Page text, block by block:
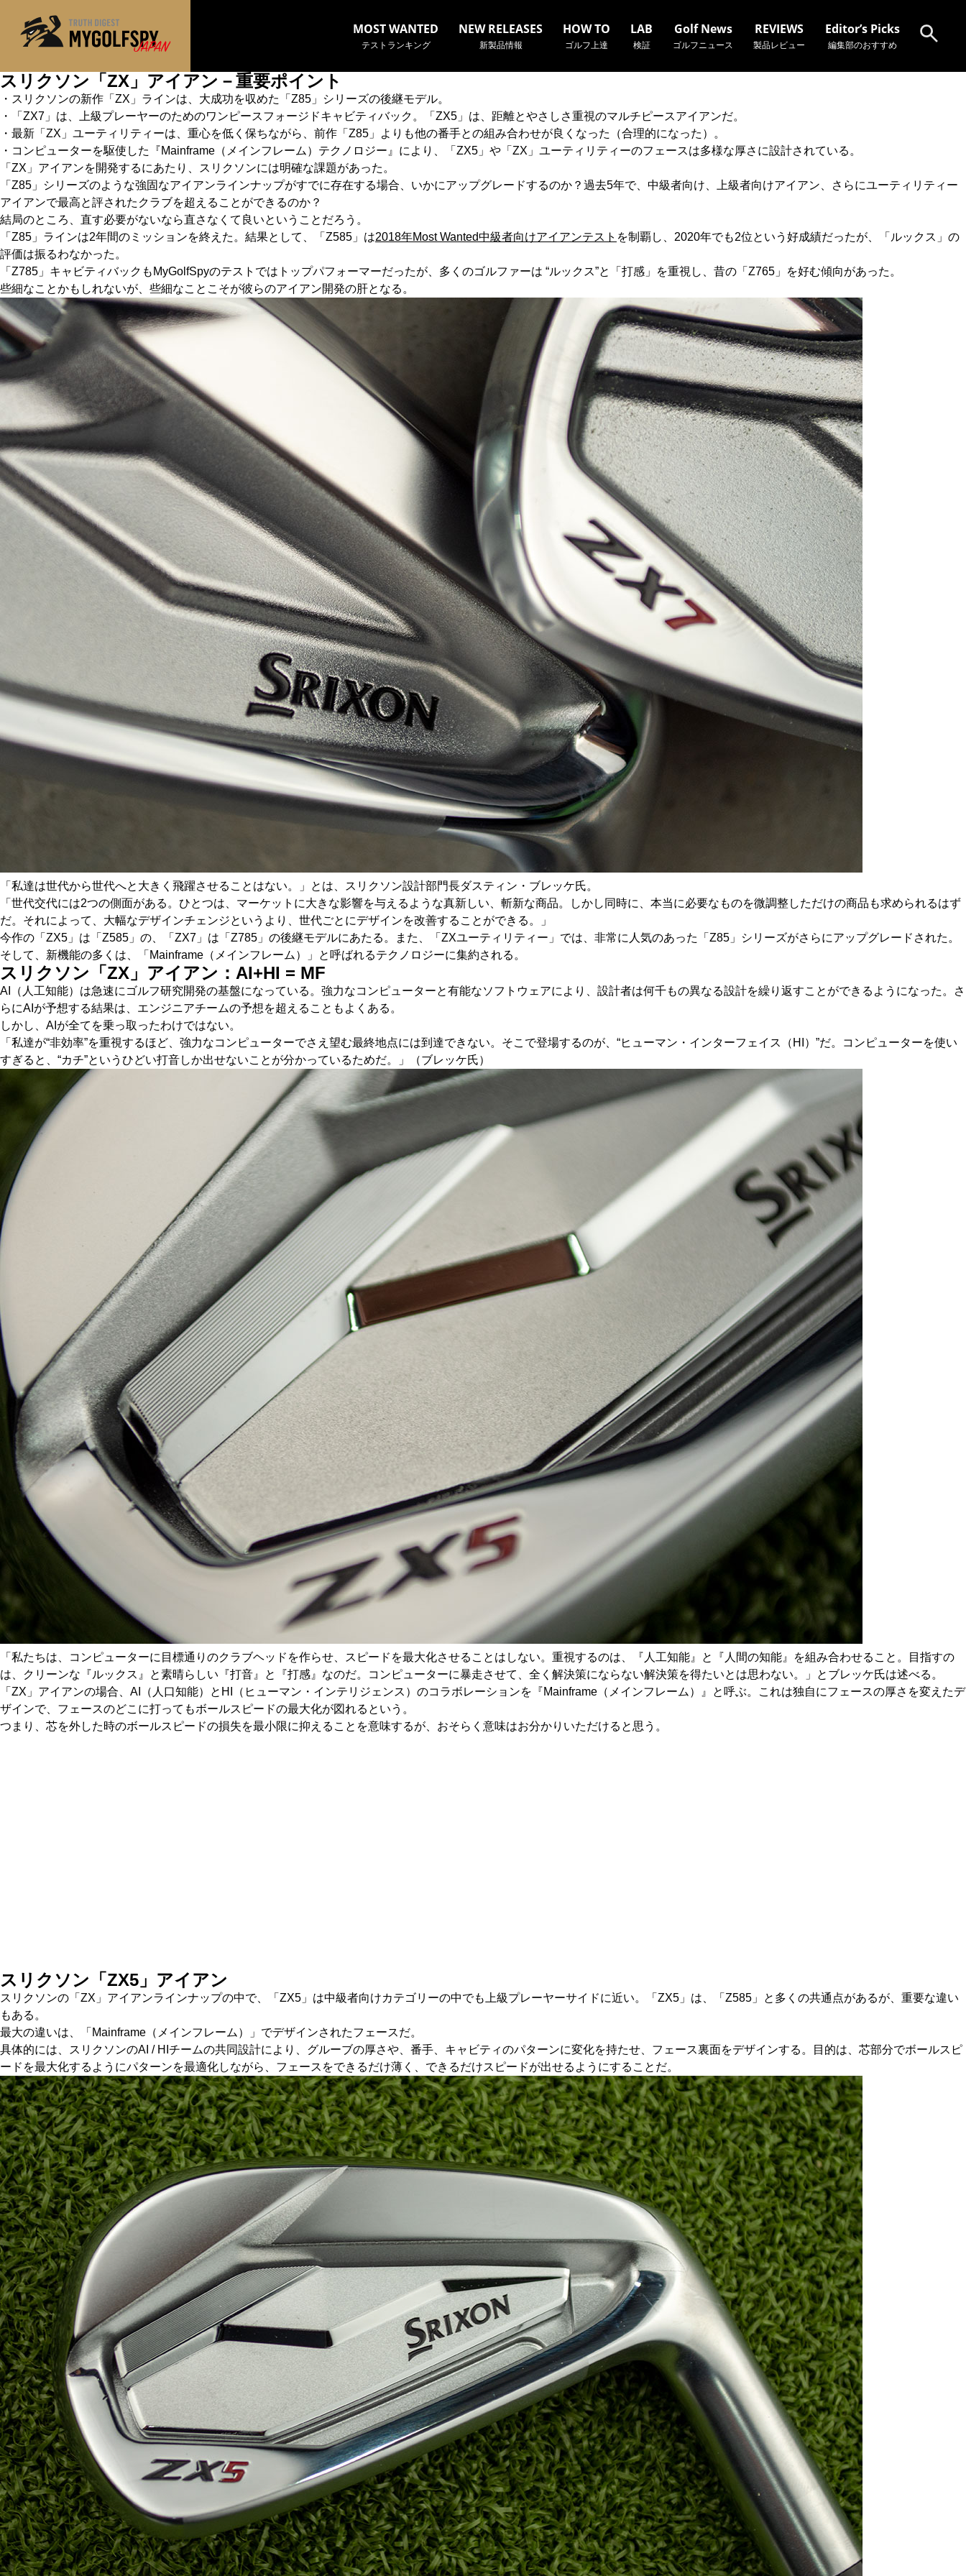
MOST WANTED
テストランキング
NEW RELEASES
新製品情報
HOW TO
ゴルフ上達
LAB
検証
Golf News
ゴルフニュース
REVIEWS
製品レビュー
Editor’s Picks
編集部のおすすめ
スリクソン「ZX」アイアン－重要ポイント
・スリクソンの新作「ZX」ラインは、大成功を収めた「Z85」シリーズの後継モデル。
・「ZX7」は、上級プレーヤーのためのワンピースフォージドキャビティバック。「ZX5」は、距離とやさしさ重視のマルチピースアイアンだ。
・最新「ZX」ユーティリティーは、重心を低く保ちながら、前作「Z85」よりも他の番手との組み合わせが良くなった（合理的になった）。
・コンピューターを駆使した『Mainframe（メインフレーム）テクノロジー』により、「ZX5」や「ZX」ユーティリティーのフェースは多様な厚さに設計されている。
「ZX」アイアンを開発するにあたり、スリクソンには明確な課題があった。
「Z85」シリーズのような強固なアイアンラインナップがすでに存在する場合、いかにアップグレードするのか？過去5年で、中級者向け、上級者向けアイアン、さらにユーティリティー
アイアンで最高と評されたクラブを超えることができるのか？
結局のところ、直す必要がないなら直さなくて良いということだろう。
「Z85」ラインは2年間のミッションを終えた。結果として、「Z585」は2018年Most Wanted中級者向けアイアンテスト を制覇し、2020年でも2位という好成績だったが、「ルックス」の
評価は振るわなかった。
「Z785」キャビティバックもMyGolfSpyのテストではトップパフォーマーだったが、多くのゴルファーは “ルックス”と「打感」を重視し、昔の「Z765」を好む傾向があった。
些細なことかもしれないが、些細なことこそが彼らのアイアン開発の肝となる。
「私達は世代から世代へと大きく飛躍させることはない。」とは、スリクソン設計部門長ダスティン・ブレッケ氏。
「世代交代には2つの側面がある。ひとつは、マーケットに大きな影響を与えるような真新しい、斬新な商品。しかし同時に、本当に必要なものを微調整しただけの商品も求められるはず
だ。それによって、大幅なデザインチェンジというより、世代ごとにデザインを改善することができる。」
今作の「ZX5」は「Z585」の、「ZX7」は「Z785」の後継モデルにあたる。また、「ZXユーティリティー」では、非常に人気のあった「Z85」シリーズがさらにアップグレードされた。
そして、新機能の多くは、「Mainframe（メインフレーム）」と呼ばれるテクノロジーに集約される。
スリクソン「ZX」アイアン：AI+HI = MF
AI（人工知能）は急速にゴルフ研究開発の基盤になっている。強力なコンピューターと有能なソフトウェアにより、設計者は何千もの異なる設計を繰り返すことができるようになった。さ
らにAIが予想する結果は、エンジニアチームの予想を超えることもよくある。
しかし、AIが全てを乗っ取ったわけではない。
「私達が“非効率”を重視するほど、強力なコンピューターでさえ望む最終地点には到達できない。そこで登場するのが、“ヒューマン・インターフェイス（HI）”だ。コンピューターを使い
すぎると、“カチ”というひどい打音しか出せないことが分かっているためだ。」（ブレッケ氏）
「私たちは、コンピューターに目標通りのクラブヘッドを作らせ、スピードを最大化させることはしない。重視するのは、『人工知能』と『人間の知能』を組み合わせること。目指すの
は、クリーンな『ルックス』と素晴らしい『打音』と『打感』なのだ。コンピューターに暴走させて、全く解決策にならない解決策を得たいとは思わない。」とブレッケ氏は述べる。
「ZX」アイアンの場合、AI（人口知能）とHI（ヒューマン・インテリジェンス）のコラボレーションを『Mainframe（メインフレーム）』と呼ぶ。これは独自にフェースの厚さを変えたデ
ザインで、フェースのどこに打ってもボールスピードの最大化が図れるという。
つまり、芯を外した時のボールスピードの損失を最小限に抑えることを意味するが、おそらく意味はお分かりいただけると思う。
スリクソン「ZX5」アイアン
スリクソンの「ZX」アイアンラインナップの中で、「ZX5」は中級者向けカテゴリーの中でも上級プレーヤーサイドに近い。「ZX5」は、「Z585」と多くの共通点があるが、重要な違い
もある。
最大の違いは、「Mainframe（メインフレーム）」でデザインされたフェースだ。
具体的には、スリクソンのAI / HIチームの共同設計により、グルーブの厚さや、番手、キャビティのパターンに変化を持たせ、フェース裏面をデザインする。目的は、芯部分でボールスピ
ードを最大化するようにパターンを最適化しながら、フェースをできるだけ薄く、できるだけスピードが出せるようにすることだ。
MOST WANTED テストランキング
NEW RELEASES 新製品情報
HOW TO ゴルフ上達・実践テクニック
LAB テスト・データ検証
Golf News ゴルフニュース
REVIEWS 製品レビュー
DRIVERS ドライバー
FAIRWAY WOODS フェアウェイウッド
HYBRIDS ハイブリッド
IRONS アイアン
WEDGES ウェッジ
PUTTERS
OTHER
Editor’s Picks 編集部のおすすめ
Our Team 私たちのチーム
Our Mission 私たちの使命
MyGolfSpyJapanとは？
※メーカー名やクラブ名など、検索したい事柄を入力してください。
検索